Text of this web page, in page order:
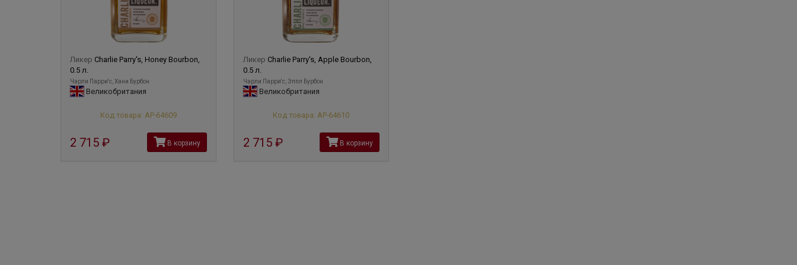
Ликер Charlie Parry's, Honey Bourbon,
0.5 л.
Чарли Парри'с, Хани Бурбон
Великобритания
Код товара: АР-64609
2 715 В корзину
Ликер Charlie Parry's, Apple Bourbon,
0.5 л.
Чарли Парри'с, Эппл Бурбон
Великобритания
Код товара: АР-64610
2 715 В корзину